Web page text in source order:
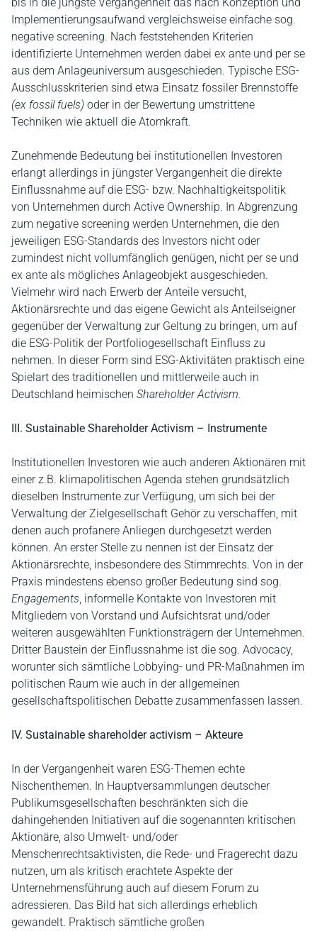
Implementierungsaufwand vergleichsweise einfache sog.
negative screening. Nach feststehenden Kriterien
identifizierte Unternehmen werden dabei ex ante und per se
aus dem Anlageuniversum ausgeschieden. Typische ESG-
Ausschlusskriterien sind etwa Einsatz fossiler Brennstoffe
(ex fossil fuels) oder in der Bewertung umstrittene
Techniken wie aktuell die Atomkraft.
Zunehmende Bedeutung bei institutionellen Investoren
erlangt allerdings in jüngster Vergangenheit die direkte
Einflussnahme auf die ESG- bzw. Nachhaltigkeitspolitik
von Unternehmen durch Active Ownership. In Abgrenzung
zum negative screening werden Unternehmen, die den
jeweiligen ESG-Standards des Investors nicht oder
zumindest nicht vollumfänglich genügen, nicht per se und
ex ante als mögliches Anlageobjekt ausgeschieden.
Vielmehr wird nach Erwerb der Anteile versucht,
Aktionärsrechte und das eigene Gewicht als Anteilseigner
gegenüber der Verwaltung zur Geltung zu bringen, um auf
die ESG-Politik der Portfoliogesellschaft Einfluss zu
nehmen. In dieser Form sind ESG-Aktivitäten praktisch eine
Spielart des traditionellen und mittlerweile auch in
Deutschland heimischen Shareholder Activism.
III. Sustainable Shareholder Activism – Instrumente
Institutionellen Investoren wie auch anderen Aktionären mit
einer z.B. klimapolitischen Agenda stehen grundsätzlich
dieselben Instrumente zur Verfügung, um sich bei der
Verwaltung der Zielgesellschaft Gehör zu verschaffen, mit
denen auch profanere Anliegen durchgesetzt werden
können. An erster Stelle zu nennen ist der Einsatz der
Aktionärsrechte, insbesondere des Stimmrechts. Von in der
Praxis mindestens ebenso großer Bedeutung sind sog.
Engagements, informelle Kontakte von Investoren mit
Mitgliedern von Vorstand und Aufsichtsrat und/oder
weiteren ausgewählten Funktionsträgern der Unternehmen.
Dritter Baustein der Einflussnahme ist die sog. Advocacy,
worunter sich sämtliche Lobbying- und PR-Maßnahmen im
politischen Raum wie auch in der allgemeinen
gesellschaftspolitischen Debatte zusammenfassen lassen.
IV. Sustainable shareholder activism – Akteure
In der Vergangenheit waren ESG-Themen echte
Nischenthemen. In Hauptversammlungen deutscher
Publikumsgesellschaften beschränkten sich die
dahingehenden Initiativen auf die sogenannten kritischen
Aktionäre, also Umwelt- und/oder
Menschenrechtsaktivisten, die Rede- und Fragerecht dazu
nutzen, um als kritisch erachtete Aspekte der
Unternehmensführung auch auf diesem Forum zu
adressieren. Das Bild hat sich allerdings erheblich
gewandelt. Praktisch sämtliche großen